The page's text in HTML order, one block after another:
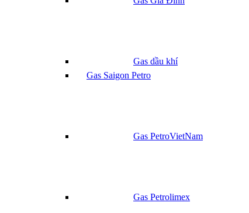
Gas dầu khí
Gas Saigon Petro
Gas PetroVietNam
Gas Petrolimex